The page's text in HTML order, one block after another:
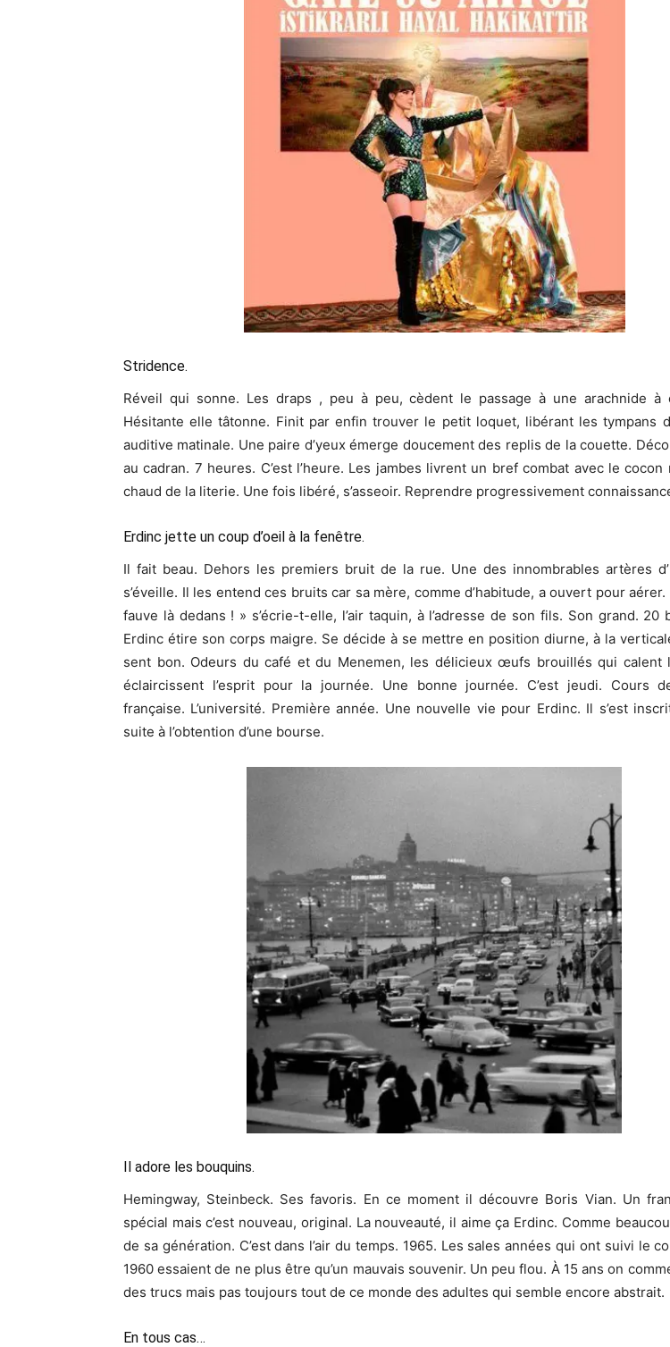
Stridence.
Réveil qui sonne. Les draps , peu à peu, cèdent le passage à une arachnide à
Hésitante elle tâtonne. Finit par enfin trouver le petit loquet, libérant les tympans
auditive matinale. Une paire d’yeux émerge doucement des replis de la couette.
au cadran. 7 heures. C’est l’heure. Les jambes livrent un bref combat avec le cocon
chaud de la literie. Une fois libéré, s’asseoir. Reprendre progressivement
Erdinc jette un coup d’oeil à la fenêtre.
Il fait beau. Dehors les premiers bruit de la rue. Une des innombrables artères
s’éveille. Il les entend ces bruits car sa mère, comme d’habitude, a ouvert pour aérer.
fauve là dedans ! » s’écrie-t-elle, l’air taquin, à l’adresse de son fils. Son grand. 20
Erdinc étire son corps maigre. Se décide à se mettre en position diurne, à la
sent bon. Odeurs du café et du Menemen, les délicieux œufs brouillés qui calent
éclaircissent l’esprit pour la journée. Une bonne journée. C’est jeudi. Cours
française. L’université. Première année. Une nouvelle vie pour Erdinc. Il s’est
suite à l’obtention d’une bourse.
Il adore les bouquins.
Hemingway, Steinbeck. Ses favoris. En ce moment il découvre Boris Vian. Un
spécial mais c’est nouveau, original. La nouveauté, il aime ça Erdinc. Comme
de sa génération. C’est dans l’air du temps. 1965. Les sales années qui ont suivi le
1960 essaient de ne plus être qu’un mauvais souvenir. Un peu flou. À 15 ans on
des trucs mais pas toujours tout de ce monde des adultes qui semble encore abstrait.
En tous cas…